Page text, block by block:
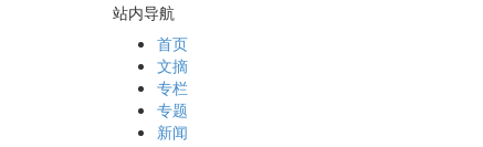
站内导航
首页
文摘
专栏
专题
新闻